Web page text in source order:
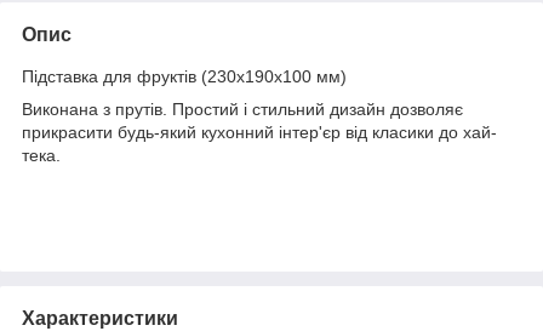
Опис
Підставка для фруктів (230х190х100 мм)
Виконана з прутів. Простий і стильний дизайн дозволяє
прикрасити будь-який кухонний інтер'єр від класики до хай-
тека.
Характеристики